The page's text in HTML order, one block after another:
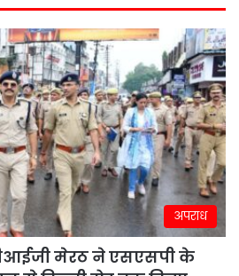
अपराध
मेरठ ने एसएसपी के